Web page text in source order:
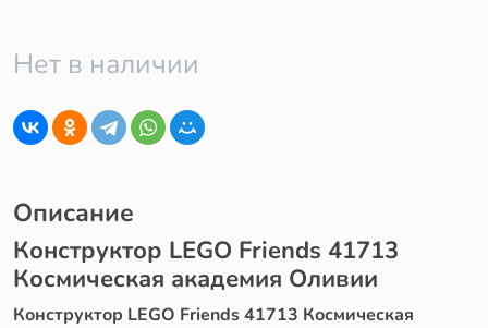
Нет в наличии
Описание
Конструктор LEGO Friends 41713
Космическая академия Оливии
Конструктор LEGO Friends 41713 Космическая